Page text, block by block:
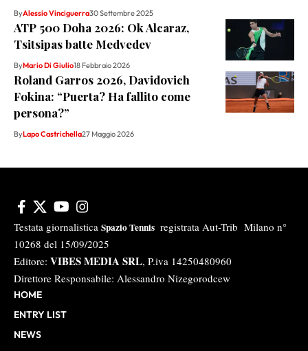
ByAlessio Vinciguerra30 Settembre 2025
ATP 500 Doha 2026: Ok Alcaraz,
Tsitsipas batte Medvedev
ByMario Di Giulio18 Febbraio 2026
Roland Garros 2026, Davidovich
Fokina: “Puerta? Ha fallito come
persona?”
ByLapo Castrichella27 Maggio 2026
Testata giornalistica Spazio Tennis registrata Aut-Trib Milano n°
10268 del 15/09/2025
Editore: VIBES MEDIA SRL, P.iva 14250480960
Direttore Responsabile: Alessandro Nizegorodcew
HOME
ENTRY LIST
NEWS